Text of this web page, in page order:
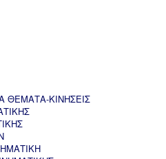
ΚΙΝΗΣΕΙΣ